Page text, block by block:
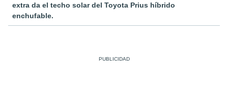
extra da el techo solar del Toyota Prius híbrido
enchufable.